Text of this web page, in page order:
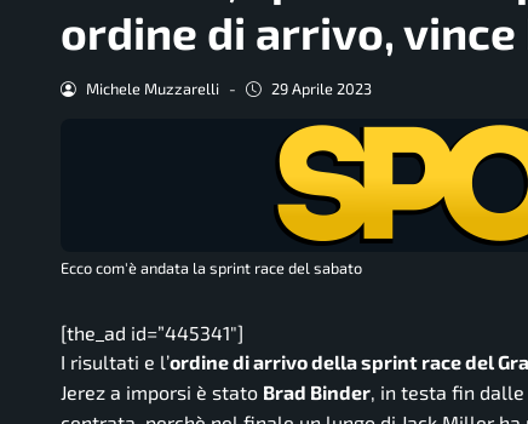
ordine di arrivo,
Michele Muzzarelli - 29 Aprile 2023
Ecco com'è andata la sprint race del sabato
[the_ad id=”445341″]
I risultati e l’ordine di arrivo della sprint race del
Jerez a imporsi è stato Brad Binder, in testa fin dalle